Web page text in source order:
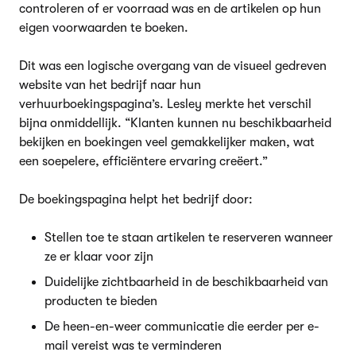
controleren of er voorraad was en de artikelen op hun
eigen voorwaarden te boeken.
Dit was een logische overgang van de visueel gedreven
website van het bedrijf naar hun
verhuurboekingspagina’s. Lesley merkte het verschil
bijna onmiddellijk. “Klanten kunnen nu beschikbaarheid
bekijken en boekingen veel gemakkelijker maken, wat
een soepelere, efficiëntere ervaring creëert.”
De boekingspagina helpt het bedrijf door:
Stellen toe te staan artikelen te reserveren wanneer
ze er klaar voor zijn
Duidelijke zichtbaarheid in de beschikbaarheid van
producten te bieden
De heen-en-weer communicatie die eerder per e-
mail vereist was te verminderen